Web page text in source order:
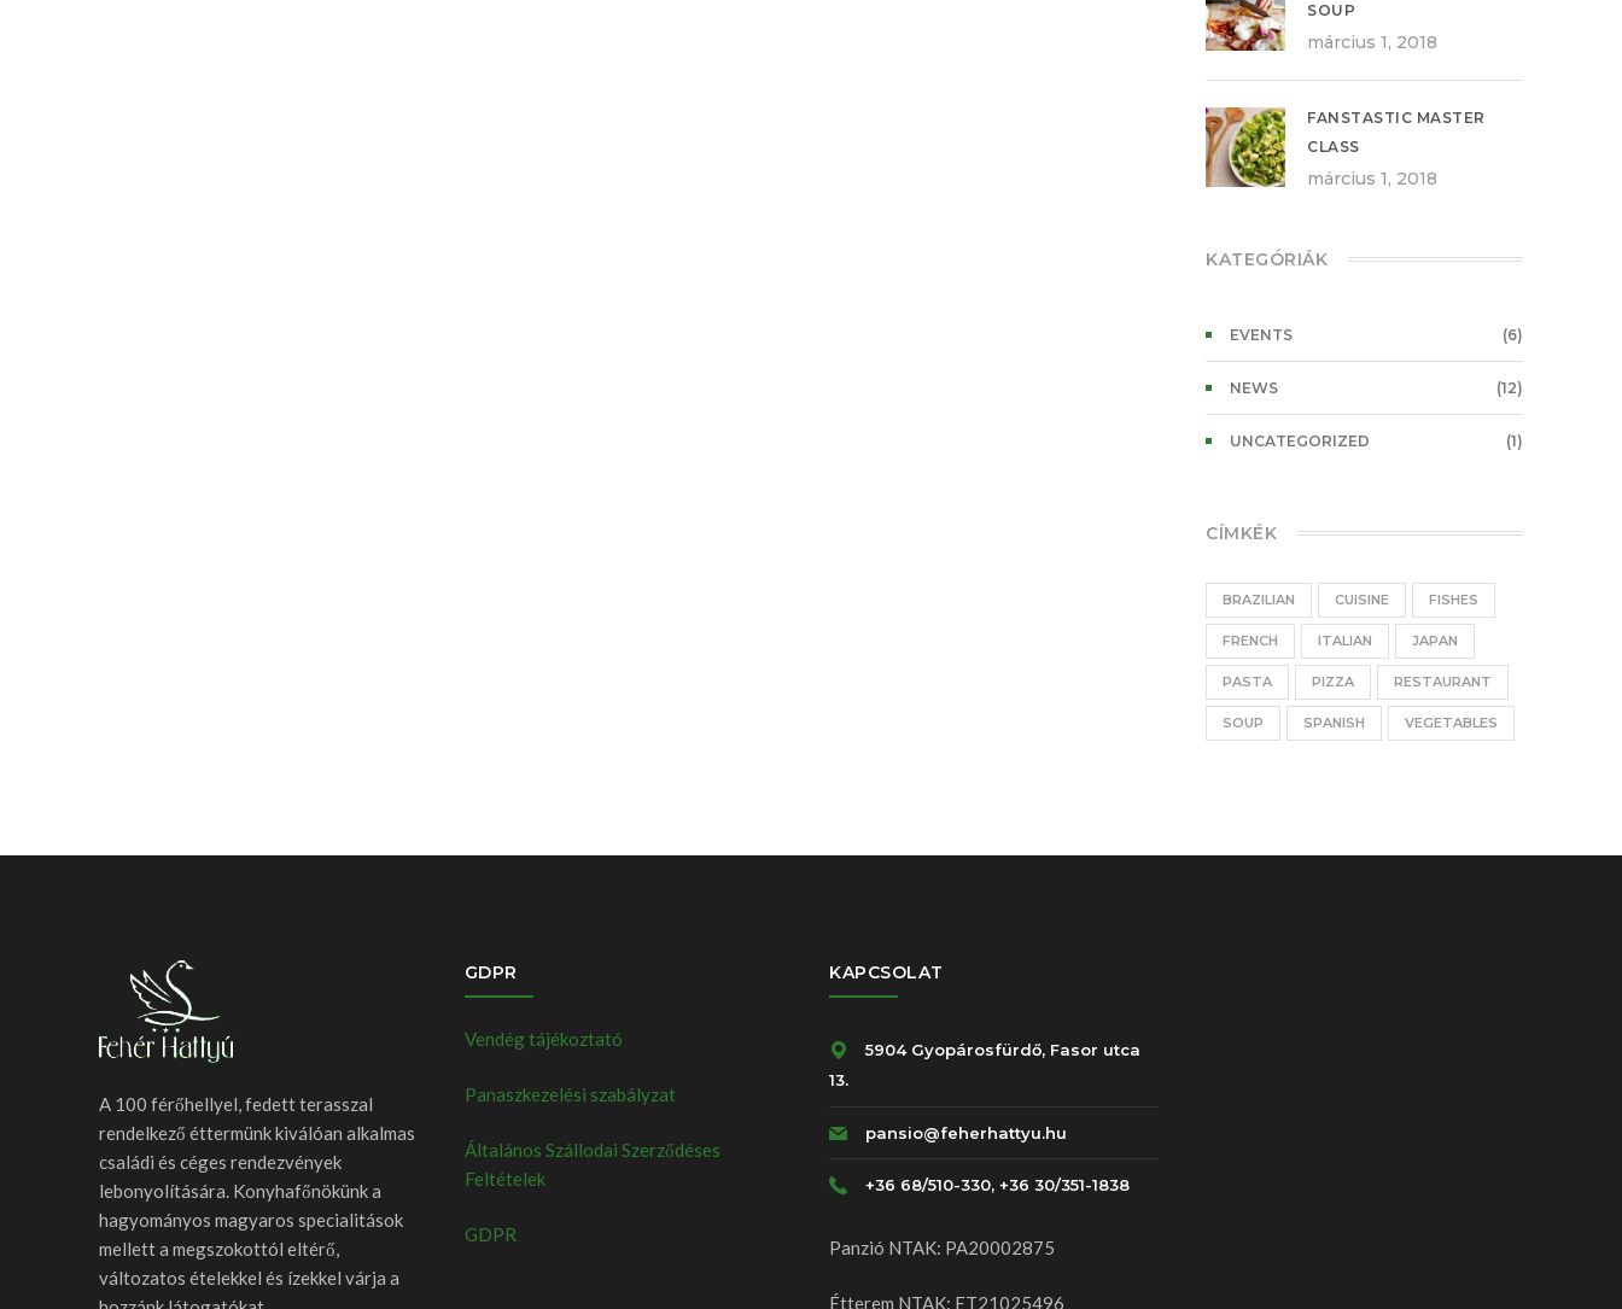
SOUP
március 1, 2018
FANSTASTIC MASTER
CLASS
március 1, 2018
KATEGÓRIÁK
EVENTS (6)
NEWS (12)
UNCATEGORIZED (1)
CÍMKÉK
BRAZILIAN CUISINE FISHES
FRENCH ITALIAN JAPAN
PASTA PIZZA RESTAURANT
SOUP SPANISH VEGETABLES
A 100 férőhellyel, fedett terasszal
rendelkező éttermünk kiválóan alkalmas
családi és céges rendezvények
lebonyolítására. Konyhafőnökünk a
hagyományos magyaros specialitások
mellett a megszokottól eltérő,
változatos ételekkel és ízekkel várja a
GDPR
Vendég tájékoztató
Panaszkezelési szabályzat
Általános Szállodai Szerződéses
Feltételek
GDPR
KAPCSOLAT
5904 Gyopárosfürdő, Fasor utca
13.
pansio@feherhattyu.hu
+36 68/510-330, +36 30/351-1838
Panzió NTAK: PA20002875
Étterem NTAK: ET21025496